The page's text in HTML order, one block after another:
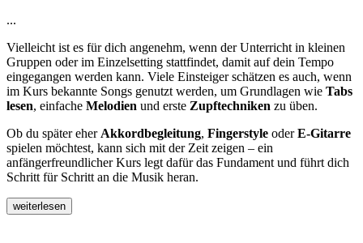
...
Vielleicht ist es für dich angenehm, wenn der Unterricht in kleinen
Gruppen oder im Einzelsetting stattfindet, damit auf dein Tempo
eingegangen werden kann. Viele Einsteiger schätzen es auch, wenn
im Kurs bekannte Songs genutzt werden, um Grundlagen wie Tabs
lesen, einfache Melodien und erste Zupftechniken zu üben.
Ob du später eher Akkordbegleitung, Fingerstyle oderE-Gitarre
spielen möchtest, kann sich mit der Zeit zeigen – ein
anfängerfreundlicher Kurs legt dafür das Fundament und führt dich
Schritt für Schritt an die Musik heran.
weiterlesen